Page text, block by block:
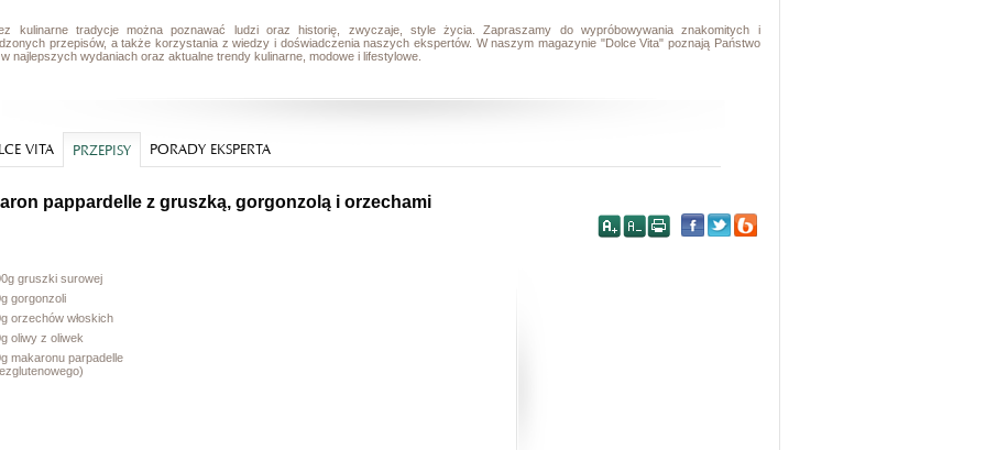
kulinarne tradycje można poznawać ludzi oraz historię, zwyczaje, style życia. Zapraszamy do wypróbowywania znakomitych i
przepisów, a także korzystania z wiedzy i doświadczenia naszych ekspertów. W naszym magazynie "Dolce Vita" poznają Państwo
najlepszych wydaniach oraz aktualne trendy kulinarne, modowe i lifestylowe.
VITA PRZEPISY PORADY EKSPERTA
pappardelle z gruszką, gorgonzolą i orzechami
gruszki surowej
gorgonzoli
orzechów włoskich
oliwy z oliwek
makaronu parpadelle